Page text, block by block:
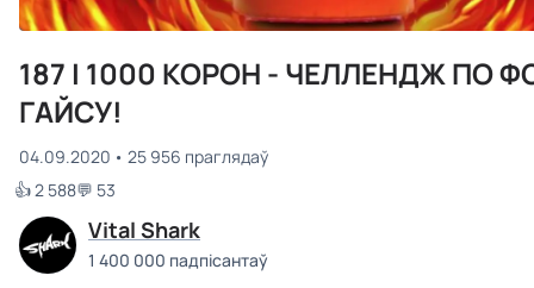
187 I 1000 КОРОН - ЧЕЛЛЕНДЖ ПО
ГАЙСУ!
04.09.2020
25 956 праглядаў
👍 2 588💬 53
Vital Shark
1 400 000 падпісантаў